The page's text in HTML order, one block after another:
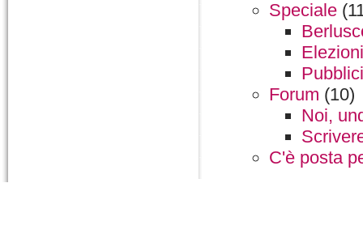
Speciale
Forum (10)
Noi,
C'è posta